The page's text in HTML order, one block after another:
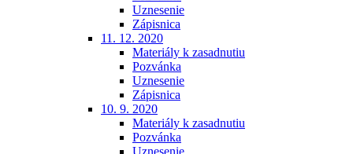
Uznesenie
Zápisnica
11. 12. 2020
Materiály k zasadnutiu
Pozvánka
Uznesenie
Zápisnica
10. 9. 2020
Materiály k zasadnutiu
Pozvánka
Uznesenie